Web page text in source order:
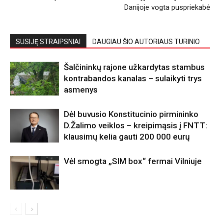
Danijoje vogta puspriekabė
SUSIJĘ STRAIPSNIAI DAUGIAU ŠIO AUTORIAUS TURINIO
Šalčininkų rajone užkardytas stambus
kontrabandos kanalas – sulaikyti trys
asmenys
Dėl buvusio Konstitucinio pirmininko
D.Žalimo veiklos – kreipimąsis į FNTT:
klausimų kelia gauti 200 000 eurų
Vėl smogta „SIM box“ fermai Vilniuje